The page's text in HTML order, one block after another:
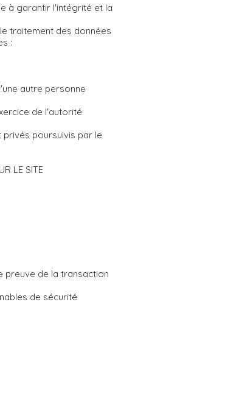
à garantir l'intégrité et la
traitement des données
:
autre personne
de l'autorité
poursuivis par le
LE SITE
preuve de la transaction
de sécurité